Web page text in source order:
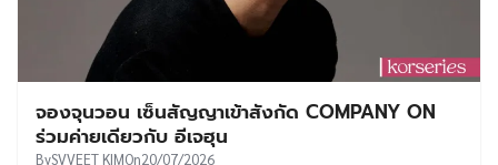
จองจุนวอน เซ็นสัญญาเข้าสังกัด COMPANY ON
ร่วมค่ายเดียวกับ อีเจฮุน
BySVVEET KIMOn20/07/2026